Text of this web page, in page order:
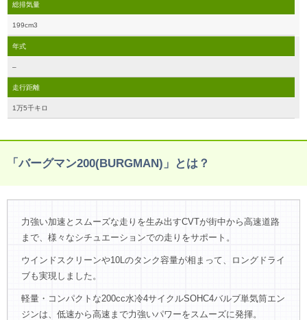
総排気量
199cm3
年式
–
走行距離
1万5千キロ
「バーグマン200(BURGMAN)」とは？
力強い加速とスムーズな走りを生み出すCVTが街中から高速道路
まで、様々なシチュエーションでの走りをサポート。
ウインドスクリーンや10Lのタンク容量が相まって、ロングドライ
ブも実現しました。
軽量・コンパクトな200cc水冷4サイクルSOHC4バルブ単気筒エン
ジンは、低速から高速まで力強いパワーをスムーズに発揮。